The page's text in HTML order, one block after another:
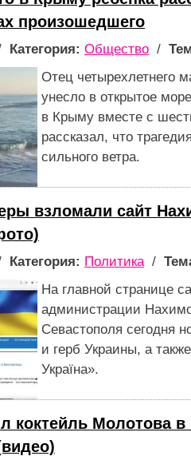
произошедшего
Категория: Общество /
Отец четырехлетнего
унесло в открытое
в Крыму вместе с
рассказал, что
сильного ветра.
взломали сайт
Категория: Политика/
На главной странице
администрации
Севастополя сегодня
и герб Украины, а
Україна».
коктейль Молотова в